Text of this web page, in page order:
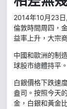
2014年10月23
倫敦時間周四，
益率上升，大宗
中國和歐洲的制
球股市總體持平。
白銀價格下跌速
盎司。按照今天
金，白銀和黃金